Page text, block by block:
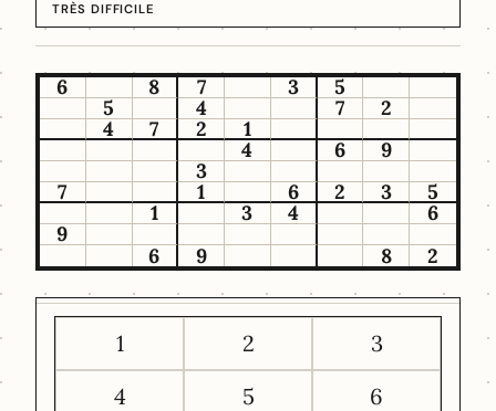
TRÈS DIFFICILE
6 8 7 3
5
5
4 7
2
4
7 2
1
4
6
9
3
7
1 6 2 3
5
1
3 4
6
9
6
9 8 2
1 2
3
4
5
6